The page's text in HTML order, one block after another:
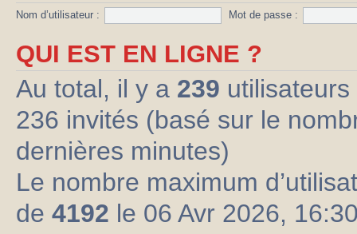
Nom d’utilisateur : Mot de passe :
QUI EST EN LIGNE ?
Au total, il y a 239
236 invités (basé sur le
dernières minutes)
Le nombre maximum
de 4192 le 06 Avr 2026,